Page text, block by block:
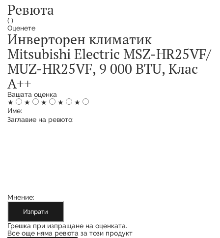
Ревюта
( )
Оценете
Инверторен климатик
Mitsubishi Electric MSZ-HR25VF/
MUZ-HR25VF, 9 000 BTU, Клас
A++
Вашата оценка
★
★ ★ ★
★
Име:
Заглавие на ревюто:
Мнение:
Изпрати
Грешка при изпращане на оценката.
Все още няма ревюта за този продукт